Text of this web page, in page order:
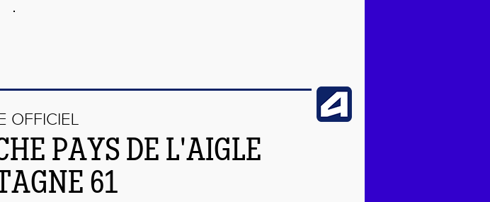
OFFICIEL
PAYS DE L'AIGLE
61